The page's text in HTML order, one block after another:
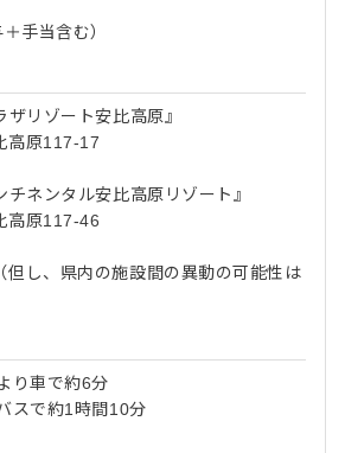
手当含む）
ザリゾート安比高原』
高原117-17
チネンタル安比高原リゾート』
高原117-46
し、県内の施設間の異動の可能性は
り車で約6分
スで約1時間10分